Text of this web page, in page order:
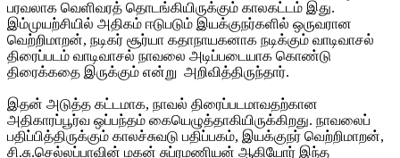
பரவலாக வெளிவரத் தொடங்கியிருக்கும் காலகட்டம் இது.
இம்முயற்சியில் அதிகம் ஈடுபடும் இயக்குநர்களில் ஒருவரான
வெற்றிமாறன், நடிகர் சூர்யா கதாநாயகனாக நடிக்கும் வாடிவாசல்
திரைப்படம் வாடிவாசல் நாவலை அடிப்படையாக கொண்டு
திரைக்கதை இருக்கும் என்று அறிவித்திருந்தார்.
இதன் அடுத்த கட்டமாக, நாவல் திரைப்படமாவதற்கான
அதிகாரப்பூர்வ ஒப்பந்தம் கையெழுத்தாகியிருக்கிறது. நாவலைப்
பதிப்பித்திருக்கும் காலச்சுவடு பதிப்பகம், இயக்குநர் வெற்றிமாறன்,
சி.சு.செல்லப்பாவின் மகன் சுப்ரமணியன் ஆகியோர் இந்த